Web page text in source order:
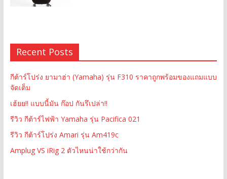
Recent Posts
กีต้าร์โปร่ง ยามาฮ่า (Yamaha) รุ่น F310 ราคาถูกพร้อมของแถมแบบ
จัดเต็ม
เฮ้ยย!! แบบนี้มัน ก๊อป กันรึเปล่า!!
รีวิว กีต้าร์ไฟฟ้า Yamaha รุ่น Pacifica 021
รีวิว กีต้าร์โปร่ง Amari รุ่น Am419c
Amplug VS iRig 2 ตัวไหนน่าใช้กว่ากัน